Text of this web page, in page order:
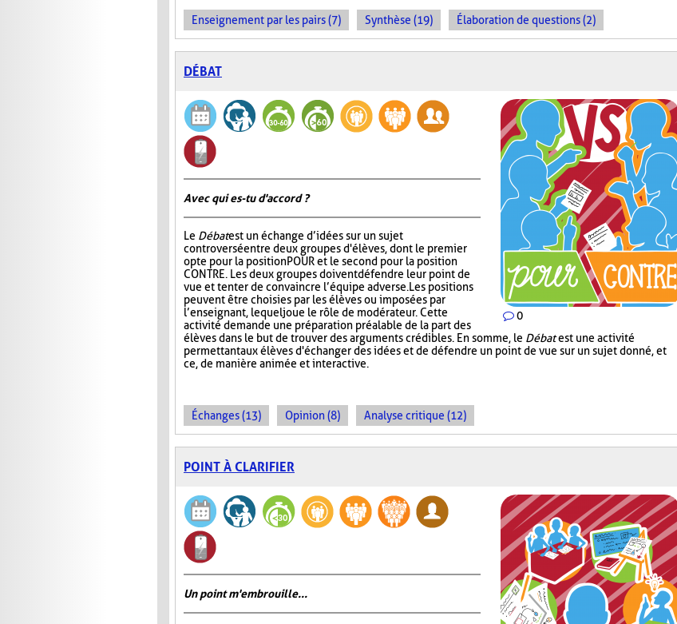
Enseignement par les pairs (7) Synthèse (19) Élaboration de questions (2)
DÉBAT
0
Avec qui es-tu d'accord ?
Le Débatest un échange d’idées sur un sujet
controversé entre deux groupes d'élèves, dont le premier
opte pour la position POUR et le second pour la position
CONTRE. Les deux groupes doivent défendre leur point de
vue et tenter de convaincre l’équipe adverse. Les positions
peuvent être choisies par les élèves ou imposées par
l’enseignant, lequel joue le rôle de modérateur. Cette
activité demande une préparation préalable de la part des
élèves dans le but de trouver des arguments crédibles. En somme, le Débatest une activité
permettant aux élèves d'échanger des idées et de défendre un point de vue sur un sujet donné, et
ce, de manière animée et interactive.
Échanges (13) Opinion (8) Analyse critique (12)
POINT À CLARIFIER
Un point m'embrouille...